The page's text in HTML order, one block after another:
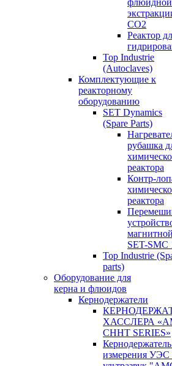
флюидной
СО2
Реактор
Top Industrie
(Autoclaves)
Комплектующие к
реакторному
оборудованию
SET Dynamics
(Spare Parts)
рубашка
реактора
Контр-
реактора
SET-SMC
Top Industrie
parts)
Оборудование для
керна и флюидов
Кернодержатели
ХАССЛЕРА
CHHT SERIES»
измерения УЭС